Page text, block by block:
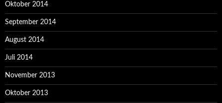
Oktober 2014
September 2014
August 2014
Juli 2014
November 2013
Oktober 2013